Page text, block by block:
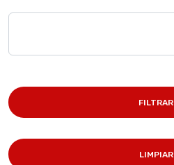
FILTRAR
LIMPIAR